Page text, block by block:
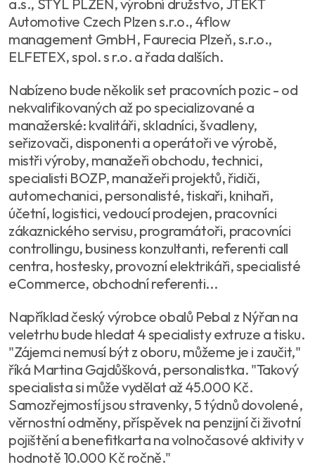
a.s., STYL PLZEŇ, výrobní družstvo, JTEKT
Automotive Czech Plzen s.r.o., 4flow
management GmbH, Faurecia Plzeň, s.r.o.,
ELFETEX, spol. s r.o. a řada dalších.
Nabízeno bude několik set pracovních pozic - od
nekvalifikovaných až po specializované a
manažerské: kvalitáři, skladníci, švadleny,
seřizovači, disponenti a operátoři ve výrobě,
mistři výroby, manažeři obchodu, technici,
specialisti BOZP, manažeři projektů, řidiči,
automechanici, personalisté, tiskaři, knihaři,
účetní, logistici, vedoucí prodejen, pracovníci
zákaznického servisu, programátoři, pracovníci
controllingu, business konzultanti, referenti call
centra, hostesky, provozní elektrikáři, specialisté
eCommerce, obchodní referenti...
Například český výrobce obalů Pebal z Nýřan na
veletrhu bude hledat 4 specialisty extruze a tisku.
"Zájemci nemusí být z oboru, můžeme je i zaučit,"
říká Martina Gajdůšková, personalistka. "Takový
specialista si může vydělat až 45.000 Kč.
Samozřejmostí jsou stravenky, 5 týdnů dovolené,
věrnostní odměny, příspěvek na penzijní či životní
pojištění a benefitkarta na volnočasové aktivity v
hodnotě 10.000 Kč ročně."